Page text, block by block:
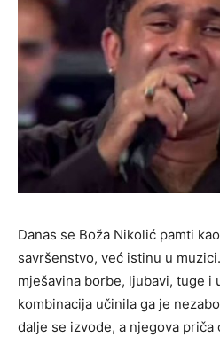
Danas se Boža Nikolić pamti
savršenstvo, već istinu u
mješavina borbe, ljubavi, tuge i
kombinacija učinila ga je
dalje se izvode, a njegova